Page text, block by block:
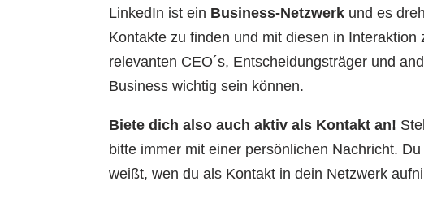
LinkedIn ist ein Business-Netzwerk und es
Kontakte zu finden und mit diesen in
relevanten CEO´s, Entscheidungsträger und
Business wichtig sein können.
Biete dich also auch aktiv als Kontakt an!
bitte immer mit einer persönlichen Nachricht.
weißt, wen du als Kontakt in dein Netzwerk